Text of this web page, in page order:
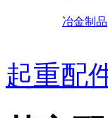
冶金制品
起重配